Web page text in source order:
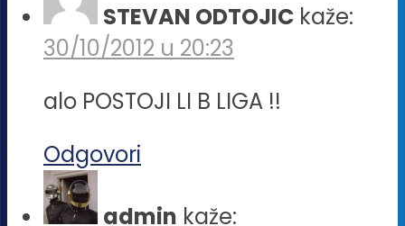
STEVAN ODTOJIC kaže:
30/10/2012 u 20:23
alo POSTOJI LI B LIGA !!
Odgovori
admin kaže: